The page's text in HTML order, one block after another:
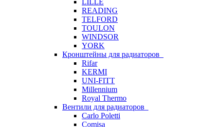
LILLE
READING
TELFORD
TOULON
WINDSOR
YORK
Кронштейны для радиаторов
Rifar
KERMI
UNI-FITT
Millennium
Royal Thermo
Вентили для радиаторов
Carlo Poletti
Comisa